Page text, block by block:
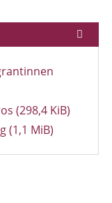
(298,4 KiB)
(1,1 MiB)